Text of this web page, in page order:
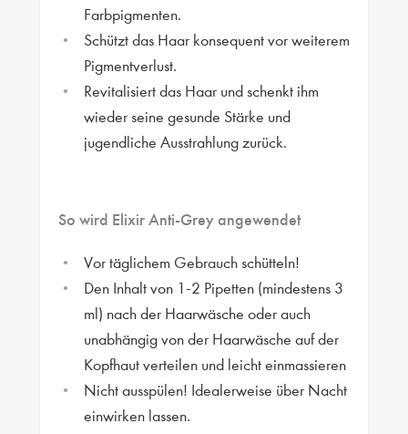
Farbpigmenten.
Schützt das Haar konsequent vor weiterem
Pigmentverlust.
Revitalisiert das Haar und schenkt ihm
wieder seine gesunde Stärke und
jugendliche Ausstrahlung zurück.
So wird Elixir Anti-Grey angewendet
Vor täglichem Gebrauch schütteln!
Den Inhalt von 1-2 Pipetten (mindestens 3
ml) nach der Haarwäsche oder auch
unabhängig von der Haarwäsche auf der
Kopfhaut verteilen und leicht einmassieren
Nicht ausspülen! Idealerweise über Nacht
einwirken lassen.